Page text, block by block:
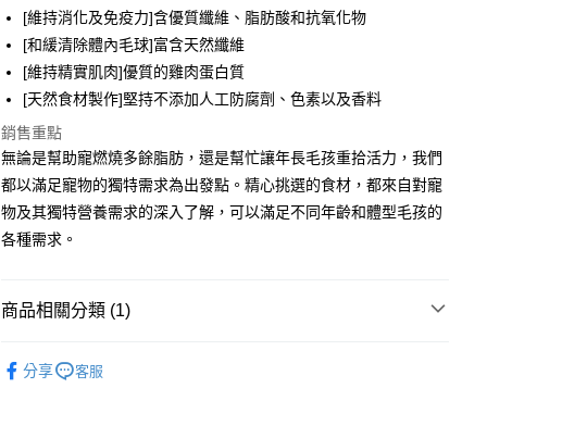
本島宅配-活動商品
免運費
離島宅配-常溫商品
免運費
[維持消化及免疫力]含優質纖維、脂肪酸和抗氧化物
[和緩清除體內毛球]富含天然纖維
[維持精實肌肉]優質的雞肉蛋白質
[天然食材製作]堅持不添加人工防腐劑、色素以及香料
銷售重點
無論是幫助寵燃燒多餘脂肪，還是幫忙讓年長毛孩重拾活力，我們
都以滿足寵物的獨特需求為出發點。精心挑選的食材，都來自對寵
物及其獨特營養需求的深入了解，可以滿足不同年齡和體型毛孩的
各種需求。
商品相關分類 (1)
分享
客服